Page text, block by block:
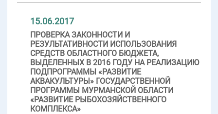
15.06.2017
ПРОВЕРКА ЗАКОННОСТИ И
РЕЗУЛЬТАТИВНОСТИ ИСПОЛЬЗОВАНИЯ
СРЕДСТВ ОБЛАСТНОГО БЮДЖЕТА,
ВЫДЕЛЕННЫХ В 2016 ГОДУ НА РЕАЛИЗАЦИЮ
ПОДПРОГРАММЫ «РАЗВИТИЕ
АКВАКУЛЬТУРЫ» ГОСУДАРСТВЕННОЙ
ПРОГРАММЫ МУРМАНСКОЙ ОБЛАСТИ
«РАЗВИТИЕ РЫБОХОЗЯЙСТВЕННОГО
КОМПЛЕКСА»